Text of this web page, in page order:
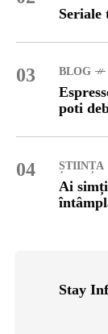
Seriale
03 BLOG
poti
04 ȘTIINȚA
Ai
Stay